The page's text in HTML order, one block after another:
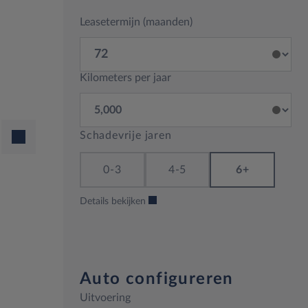
Leasetermijn (maanden)
Kilometers per jaar
Schadevrije jaren
0-3 4-5 6+
Details bekijken
Auto configureren
Uitvoering